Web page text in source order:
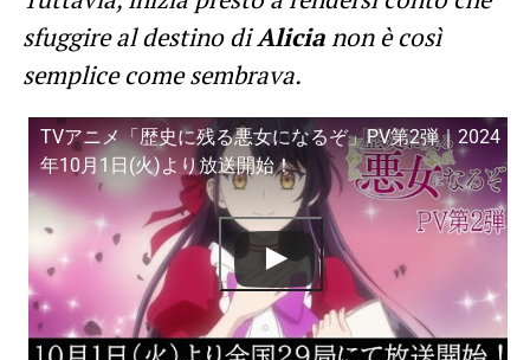
sfuggire al destino diAlicianon è così
semplice come sembrava.
TVアニメ「歴史に残る悪女になるぞ」PV第2弾｜2024
年10月1日(火)より放送開始！